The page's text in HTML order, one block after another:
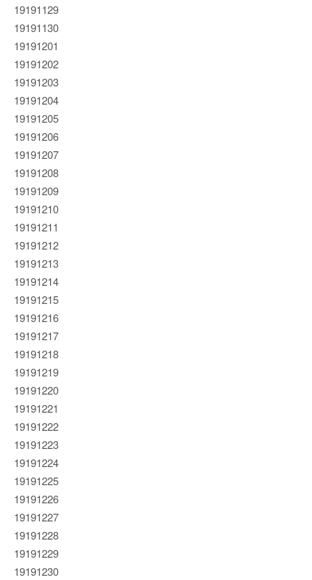
19191129
19191130
19191201
19191202
19191203
19191204
19191205
19191206
19191207
19191208
19191209
19191210
19191211
19191212
19191213
19191214
19191215
19191216
19191217
19191218
19191219
19191220
19191221
19191222
19191223
19191224
19191225
19191226
19191227
19191228
19191229
19191230